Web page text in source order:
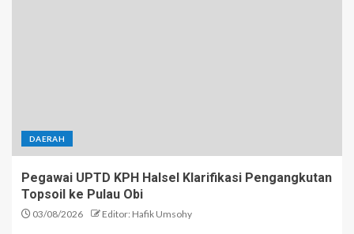
DAERAH
Pegawai UPTD KPH Halsel Klarifikasi Pengangkutan
Topsoil ke Pulau Obi
03/08/2026 Editor: Hafik Umsohy